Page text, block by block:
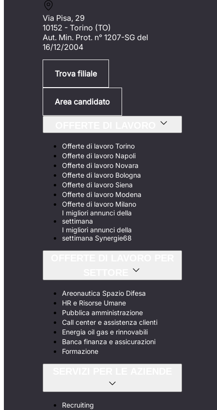
Via Pisa, 29
10152 - Torino (TO)
Aut. Min. Prot. n° 1207-SG del
16/12/2004
Trova filiale
Area candidato
Offerte di lavoro Torino
Offerte di lavoro Napoli
Offerte di lavoro Novara
Offerte di lavoro Bologna
Offerte di lavoro Siena
Offerte di lavoro Modena
Offerte di lavoro Milano
I migliori annunci della
settimana
I migliori annunci della
settimana Synergie68
Areonautica Spazio Difesa
HR e Risorse Umane
Pubblica amministrazione
Call center e assistenza clienti
Energia oil gas e rinnovabili
Banca finanza e assicurazioni
Formazione
Recruiting